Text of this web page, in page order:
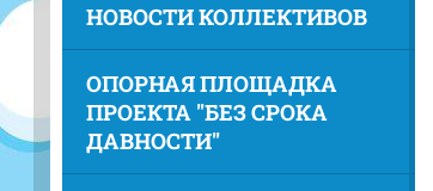
НОВОСТИ КОЛЛЕКТИВОВ
ОПОРНАЯ ПЛОЩАДКА
ПРОЕКТА "БЕЗ СРОКА
ДАВНОСТИ"